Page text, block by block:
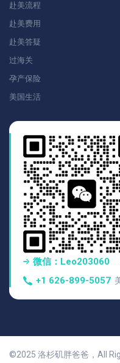
赴美流程
赴美费用
赴美答疑
过海关
孕产保险
美国生活
微信：Leo203060
+1 626-899-5057
©2025 洛杉矶胖爸爸，All